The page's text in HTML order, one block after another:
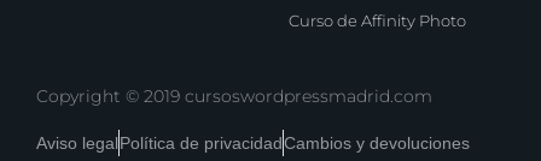
Curso de Affinity Photo
Copyright © 2019 cursoswordpressmadrid.com
Aviso legalPolítica de privacidadCambios y devoluciones